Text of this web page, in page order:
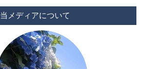
当メディアについて